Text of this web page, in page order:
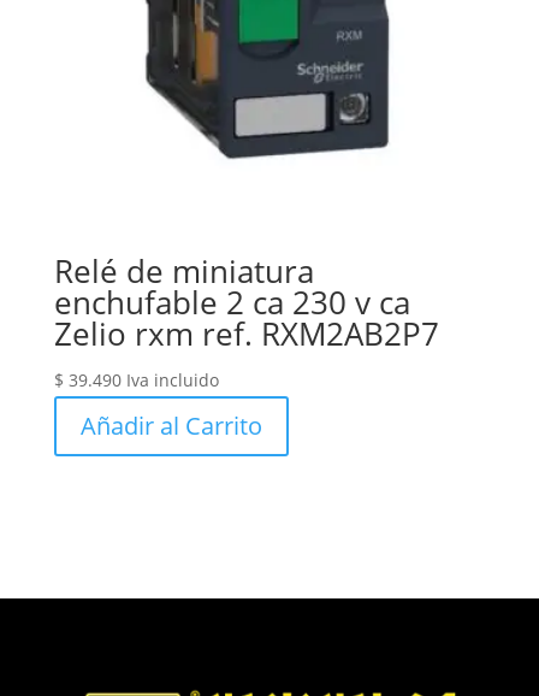
Relé de miniatura
enchufable 2 ca 230 v ca
Zelio rxm ref. RXM2AB2P7
$ 39.490 Iva incluido
Añadir al Carrito